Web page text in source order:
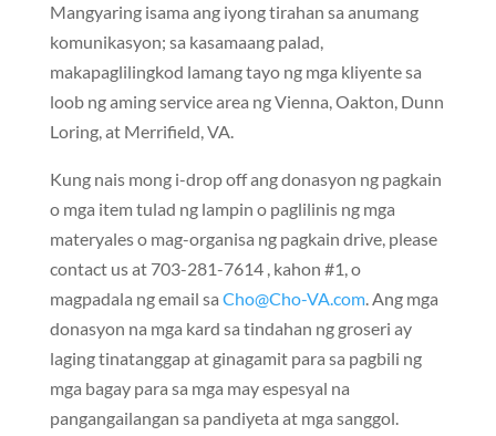
Mangyaring isama ang iyong tirahan sa anumang
komunikasyon; sa kasamaang palad,
makapaglilingkod lamang tayo ng mga kliyente sa
loob ng aming service area ng Vienna, Oakton, Dunn
Loring, at Merrifield, VA.
Kung nais mong i-drop off ang donasyon ng pagkain
o mga item tulad ng lampin o paglilinis ng mga
materyales o mag-organisa ng pagkain drive, please
contact us at 703-281-7614, kahon #1, o
magpadala ng email sa Cho@Cho-VA.com. Ang mga
donasyon na mga kard sa tindahan ng groseri ay
laging tinatanggap at ginagamit para sa pagbili ng
mga bagay para sa mga may espesyal na
pangangailangan sa pandiyeta at mga sanggol.